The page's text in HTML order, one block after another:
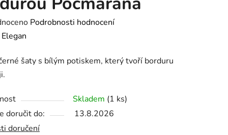
Podrobnosti hodnocení
Elegan
šaty s bílým potiskem, který tvoří borduru
Skladem (1 ks)
doručit do:
13.8.2026
doručení